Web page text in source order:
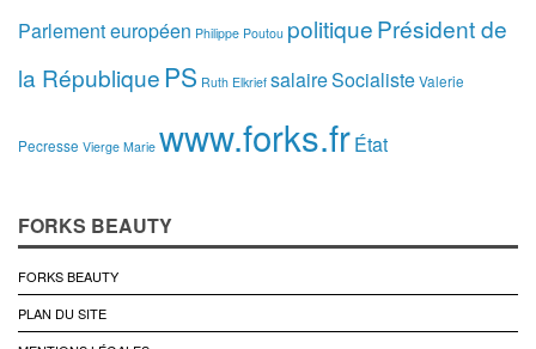
Parlement européen Philippe Poutou politiquePrésident de
la République PS Ruth Elkrief salaireSocialisteValerie
Pecresse Vierge Marie www.forks.frÉtat
FORKS BEAUTY
FORKS BEAUTY
PLAN DU SITE